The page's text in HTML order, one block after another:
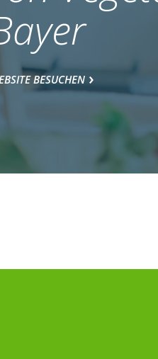
BESUCHEN